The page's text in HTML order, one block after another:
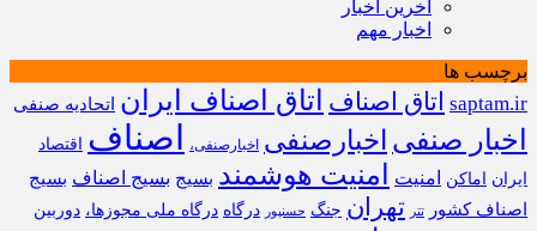
آخرین اخبار
اخبار مهم
برچسب ها
saptam.ir اتاق اصناف اتاق اصناف ایران اتحادیه صنفی
اخبار صنفی اخبارصنفی اخبارصنفی، اصناف
اقتصاد
ایران
اماکن امنیت امنیت هوشمند بسیج بسیج اصناف بسیج
اصناف کشور
تتر تهران جنگ حسنپور درگاه درگاه ملی مجوزها، دوربین